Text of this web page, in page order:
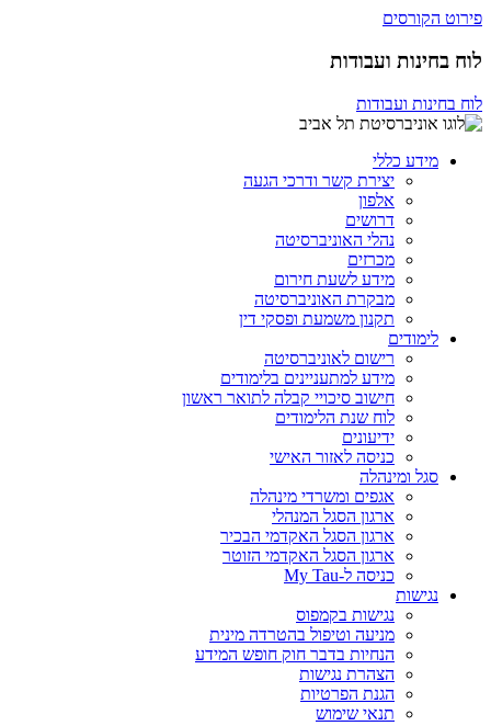
פירוט הקורסים
לוח בחינות ועבודות
לוח בחינות ועבודות
מידע כללי
יצירת קשר ודרכי הגעה
אלפון
דרושים
נהלי האוניברסיטה
מכרזים
מידע לשעת חירום
מבקרת האוניברסיטה
תקנון משמעת ופסקי דין
לימודים
רישום לאוניברסיטה
מידע למתעניינים בלימודים
חישוב סיכויי קבלה לתואר ראשון
לוח שנת הלימודים
ידיעונים
כניסה לאזור האישי
סגל ומינהלה
אגפים ומשרדי מינהלה
ארגון הסגל המנהלי
ארגון הסגל האקדמי הבכיר
ארגון הסגל האקדמי הזוטר
כניסה ל-My Tau
נגישות
נגישות בקמפוס
מניעה וטיפול בהטרדה מינית
הנחיות בדבר חוק חופש המידע
הצהרת נגישות
הגנת הפרטיות
תנאי שימוש